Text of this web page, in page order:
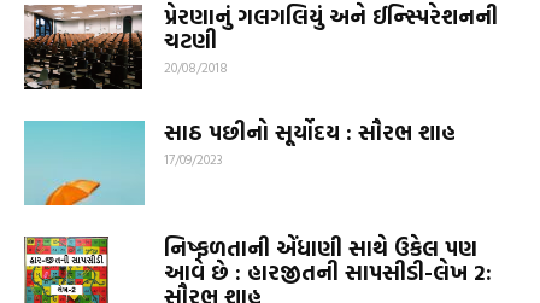
પ્રેરણાનું ગલગલિયું અને ઈન્સ્પિરેશનની
ચટણી
20/08/2018
સાઠ પછીનો સૂર્યોદય : સૌરભ શાહ
17/09/2023
નિષ્ફળતાની એંધાણી સાથે ઉકેલ પણ
આવે છે : હારજીતની સાપસીડી-લેખ 2:
સૌરભ શાહ